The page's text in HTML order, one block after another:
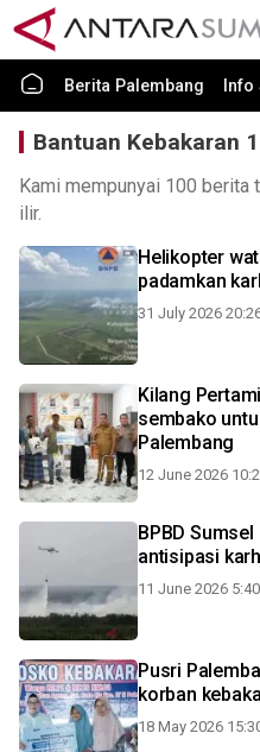
Berita Palembang Info
Bantuan Kebakaran
Kami mempunyai 100 berita
ilir.
Helikopter
padamkan
31 July 2026
Kilang
sembako
Palembang
12 June 2026
BPBD
antisipasi
11 June 2026
Pusri
korban
18 May 2026